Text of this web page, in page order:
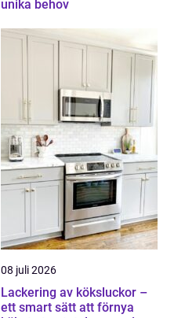
unika behov
08 juli 2026
Lackering av köksluckor –
ett smart sätt att förnya